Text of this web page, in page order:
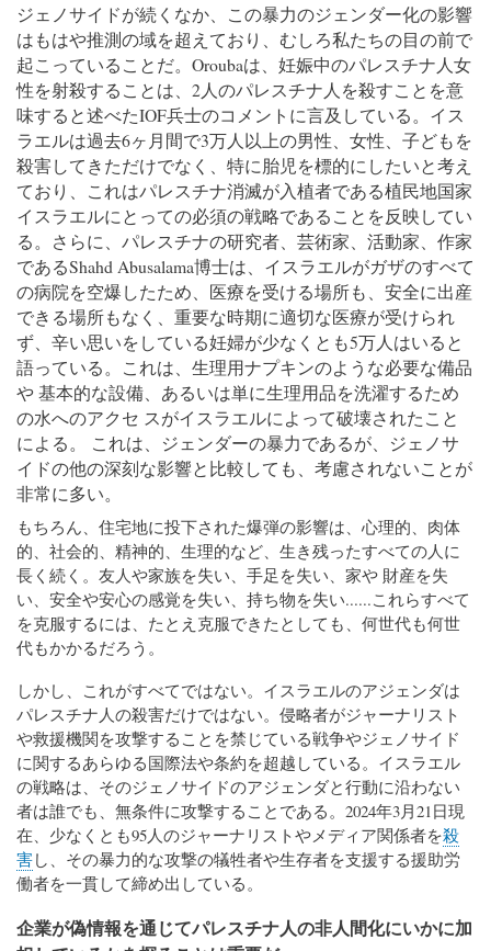
ジェノサイドが続くなか、この暴力のジェンダー化の影響
はもはや推測の域を超えており、むしろ私たちの目の前で
起こっていることだ。Oroubaは、妊娠中のパレスチナ人女
性を射殺することは、2人のパレスチナ人を殺すことを意
味すると述べたIOF兵士のコメントに言及している。イス
ラエルは過去6ヶ月間で3万人以上の男性、女性、子どもを
殺害してきただけでなく、特に胎児を標的にしたいと考え
ており、これはパレスチナ消滅が入植者である植民地国家
イスラエルにとっての必須の戦略であることを反映してい
る。さらに、パレスチナの研究者、芸術家、活動家、作家
であるShahd Abusalama博士は、イスラエルがガザのすべて
の病院を空爆したため、医療を受ける場所も、安全に出産
できる場所もなく、重要な時期に適切な医療が受けられ
ず、辛い思いをしている妊婦が少なくとも5万人はいると
語っている。これは、生理用ナプキンのような必要な備品
や 基本的な設備、あるいは単に生理用品を洗濯するため
の水へのアクセ スがイスラエルによって破壊されたこと
による。 これは、ジェンダーの暴力であるが、ジェノサ
イドの他の深刻な影響と比較しても、考慮されないことが
非常に多い。
もちろん、住宅地に投下された爆弾の影響は、心理的、肉体
的、社会的、精神的、生理的など、生き残ったすべての人に
長く続く。友人や家族を失い、手足を失い、家や 財産を失
い、安全や安心の感覚を失い、持ち物を失い......これらすべて
を克服するには、たとえ克服できたとしても、何世代も何世
代もかかるだろう。
しかし、これがすべてではない。イスラエルのアジェンダは
パレスチナ人の殺害だけではない。侵略者がジャーナリスト
や救援機関を攻撃することを禁じている戦争やジェノサイド
に関するあらゆる国際法や条約を超越している。イスラエル
の戦略は、そのジェノサイドのアジェンダと行動に沿わない
者は誰でも、無条件に攻撃することである。2024年3月21日現
在、少なくとも95人のジャーナリストやメディア関係者を殺
害し、その暴力的な攻撃の犠牲者や生存者を支援する援助労
働者を一貫して締め出している。
企業が偽情報を通じてパレスチナ人の非人間化にいかに加